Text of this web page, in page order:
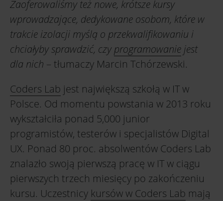
Zaoferowaliśmy też nowe, krótsze kursy
wprowadzające, dedykowane osobom, które w
trakcie izolacji myślą o przekwalifikowaniu i
chciałyby sprawdzić, czyprogramowanie jest
dla nich – tłumaczy Marcin Tchórzewski.
Coders Lab jest największą szkołą w IT w
Polsce. Od momentu powstania w 2013 roku
wykształciła ponad 5,000 junior
programistów, testerów i specjalistów Digital
UX. Ponad 80 proc. absolwentów Coders Lab
znalazło swoją pierwszą pracę w IT w ciągu
pierwszych trzech miesięcy po zakończeniu
kursu. Uczestnicy kursów w Coders Lab mają